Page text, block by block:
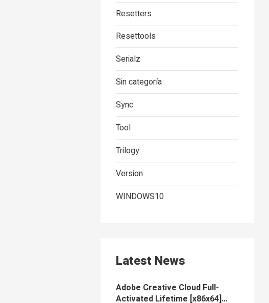
Resetters
Resettools
Serialz
Sin categoría
Sync
Tool
Trilogy
Version
WINDOWS10
Latest News
Adobe Creative Cloud Full-
Activated Lifetime [x86x64]